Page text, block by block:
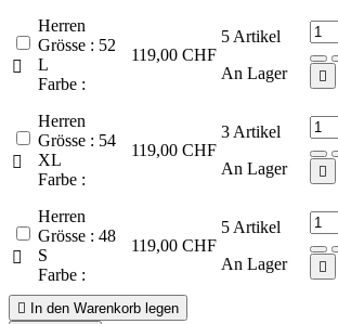

Herren
Grösse : 52
L
Farbe :
119,00 CHF
5 Artikel
An Lager


Herren
Grösse : 54
XL
Farbe :
119,00 CHF
3 Artikel
An Lager


Herren
Grösse : 48
S
Farbe :
119,00 CHF
5 Artikel
An Lager


In den Warenkorb legen